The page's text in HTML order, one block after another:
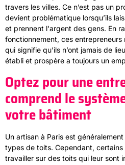
travers les villes. Ce n’est pas un
devient problématique lorsqu’ils
et prennent l'argent des gens. En
fonctionnement, ces entrepreneurs
qui signifie qu’ils n’ont jamais de
établi et prospère a toujours un
Optez pour une
comprend le
votre bâtiment
Un artisan à Paris est
types de toits. Cependant,
travailler sur des toits qui leur sont